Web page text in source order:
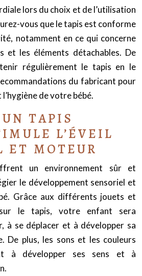
lors du choix et de l’utilisation
vous que le tapis est conforme
notamment en ce qui concerne
et les éléments détachables. De
régulièrement le tapis en le
du fabricant pour
de votre bébé.
TAPIS
L’ÉVEIL
ET MOTEUR
un environnement sûr et
le développement sensoriel et
Grâce aux différents jouets et
le tapis, votre enfant sera
à se déplacer et à développer sa
De plus, les sons et les couleurs
à développer ses sens et à